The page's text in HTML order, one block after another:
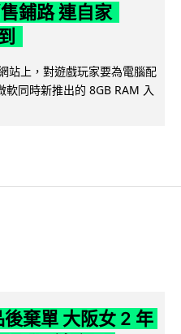
鋪路 連自家
站上，對遊戲玩家要為電腦配
同時新推出的 8GB RAM 入
棄單 大阪女 2 年